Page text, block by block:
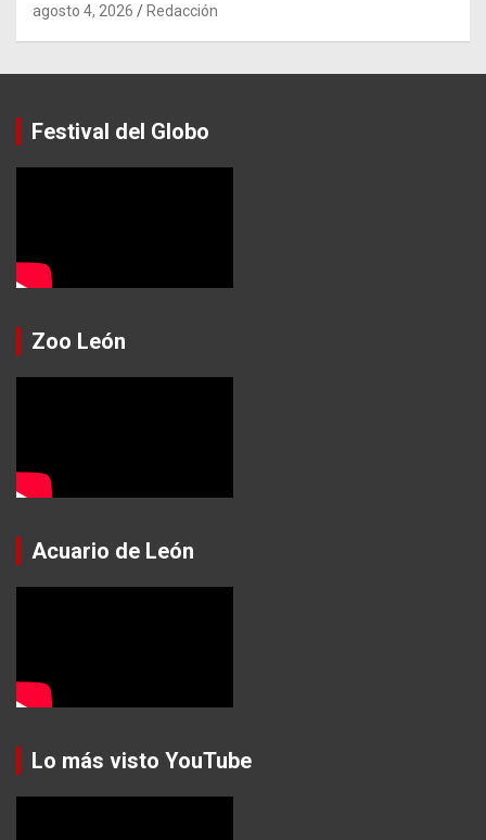
agosto 4, 2026 Redacción
Festival del Globo
Zoo León
Acuario de León
Lo más visto YouTube